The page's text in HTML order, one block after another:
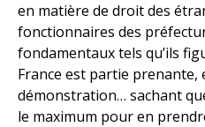
en matière de droit des
fonctionnaires des
fondamentaux tels qu’ils
France est partie prenante,
démonstration… sachant
le maximum pour en